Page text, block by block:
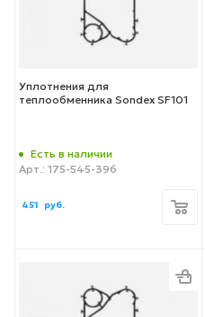
Уплотнения для
теплообменника Sondex SF101
Есть в наличии
Арт.: 175-545-396
451 руб.